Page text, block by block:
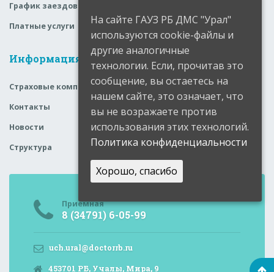
График заездов
Платные услуги
Информация
Страховые компании
Контакты
Новости
Структура
Приемная
8 (34791) 6-05-99
uch.ural@doctorrb.ru
453701 РБ, Учалы, Мира, 9
На сайте ГАУЗ РБ ДМС "Урал"
используются cookie-файлы и
другие аналогичные
технологии. Если, прочитав это
сообщение, вы остаетесь на
нашем сайте, это означает, что
вы не возражаете против
использования этих технологий.
Политика конфиденциальности
Хорошо, спасибо